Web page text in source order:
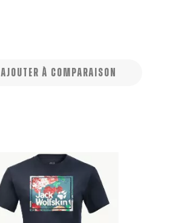
AJOUTER À COMPARAISON